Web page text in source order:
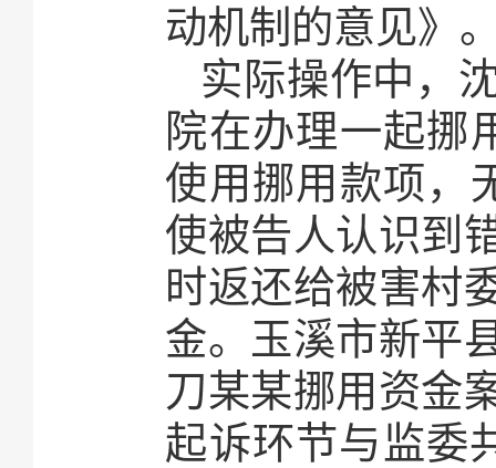
动机制的意见》
实际操作中，
院在办理一起挪
使用挪用款项，
使被告人认识到
时返还给被害村
金。玉溪市新平
刀某某挪用资金
起诉环节与监委